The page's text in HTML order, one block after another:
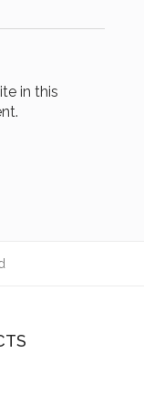
in this